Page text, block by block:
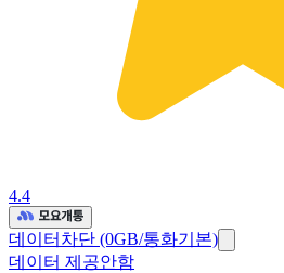
4.4
데이터차단 (0GB/통화기본)
데이터 제공안함